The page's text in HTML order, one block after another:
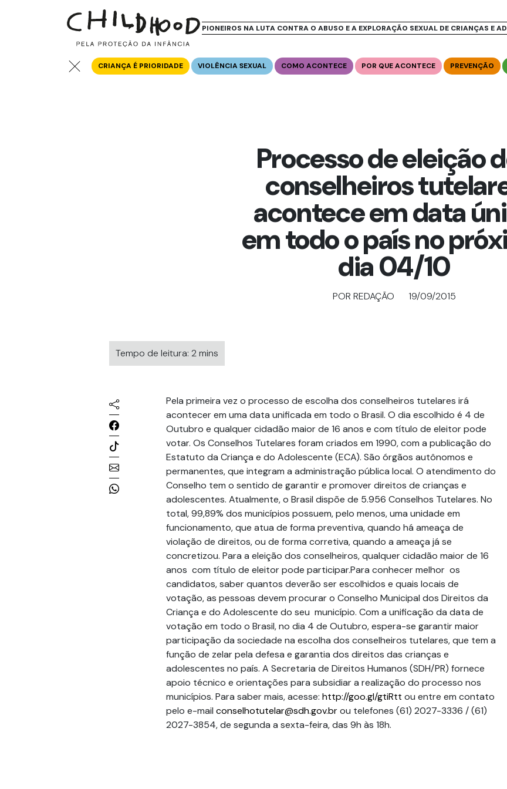
PIONEIROS NA LUTA CONTRA O ABUSO E A EXPLORAÇÃO SEXUAL DE CRIANÇAS E
CRIANÇA É PRIORIDADE VIOLÊNCIA SEXUAL COMO ACONTECE POR QUE ACONTECE PREVENÇÃO
Processo de eleição
conselheiros
acontece em data
em todo o país no
dia 04/10
POR REDAÇÃO 19/09/2015
Tempo de leitura: 2 mins
Pela primeira vez o processo de escolha dos conselheiros tutelares irá
acontecer em uma data unificada em todo o Brasil. O dia escolhido é 4 de
Outubro e qualquer cidadão maior de 16 anos e com título de eleitor pode
votar. Os Conselhos Tutelares foram criados em 1990, com a publicação do
Estatuto da Criança e do Adolescente (ECA). São órgãos autônomos e
permanentes, que integram a administração pública local. O atendimento do
Conselho tem o sentido de garantir e promover direitos de crianças e
adolescentes. Atualmente, o Brasil dispõe de 5.956 Conselhos Tutelares. No
total, 99,89% dos municípios possuem, pelo menos, uma unidade em
funcionamento, que atua de forma preventiva, quando há ameaça de
violação de direitos, ou de forma corretiva, quando a ameaça já se
concretizou. Para a eleição dos conselheiros, qualquer cidadão maior de 16
anos com título de eleitor pode participar.Para conhecer melhor os
candidatos, saber quantos deverão ser escolhidos e quais locais de
votação, as pessoas devem procurar o Conselho Municipal dos Direitos da
Criança e do Adolescente do seu município. Com a unificação da data de
votação em todo o Brasil, no dia 4 de Outubro, espera-se garantir maior
participação da sociedade na escolha dos conselheiros tutelares, que tem a
função de zelar pela defesa e garantia dos direitos das crianças e
adolescentes no país. A Secretaria de Direitos Humanos (SDH/PR) fornece
apoio técnico e orientações para subsidiar a realização do processo nos
municípios. Para saber mais, acesse: http://goo.gl/gtiRtt ou entre em contato
pelo e-mail conselhotutelar@sdh.gov.brou telefones (61) 2027-3336 / (61)
2027-3854, de segunda a sexta-feira, das 9h às 18h.